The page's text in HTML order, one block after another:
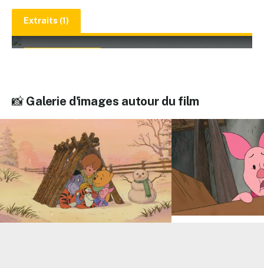
Extraits (1)
Les Aventures de Porcinet - Bande Annonce
📸Galerie d'images autour du film